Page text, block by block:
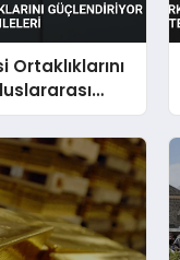
Ortaklıklarını